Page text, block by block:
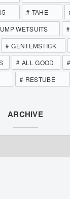
TAHE
WETSUITS
GENTEMSTICK
ALL GOOD
RESTUBE
ARCHIVE